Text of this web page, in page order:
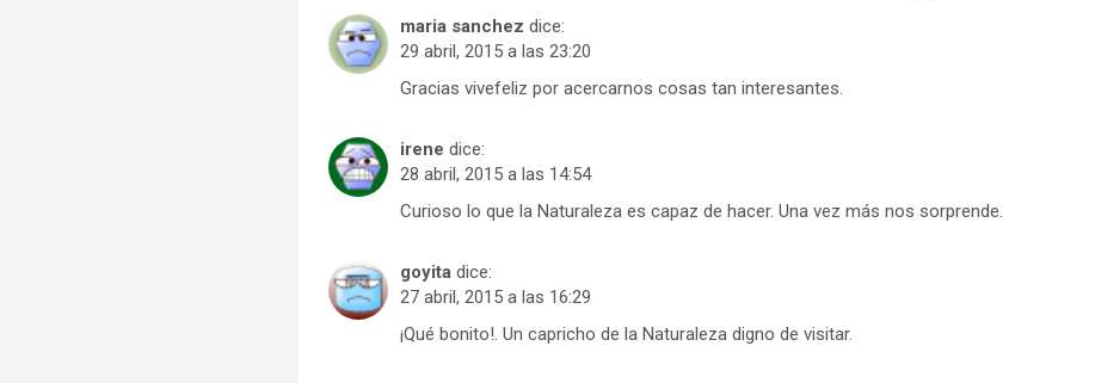
maria sanchez dice:
29 abril, 2015 a las 23:20
Gracias vivefeliz por acercarnos cosas tan interesantes.
irene dice:
28 abril, 2015 a las 14:54
Curioso lo que la Naturaleza es capaz de hacer. Una vez más nos sorprende.
goyita dice:
27 abril, 2015 a las 16:29
¡Qué bonito!. Un capricho de la Naturaleza digno de visitar.